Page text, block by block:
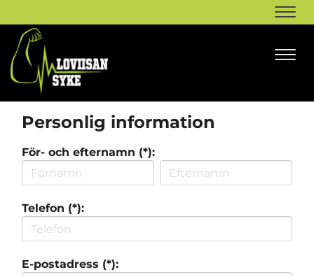
Personlig information
För- och efternamn (*):
Telefon (*):
E-postadress (*):